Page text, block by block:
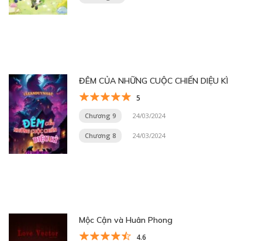
ĐÊM CỦA NHỮNG CUỘC CHIẾN DIỆU KÌ
5
Chương 9 24/03/2024
Chương 8 24/03/2024
Mộc Cận và Huân Phong
4.6